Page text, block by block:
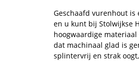
Geschaafd vurenhout is
en u kunt bij Stolwijkse
hoogwaardige
dat machinaal glad is
splintervrij en strak